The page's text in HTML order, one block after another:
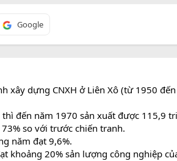
Google
xây dựng CNXH ở Liên Xô (từ 1950
đến năm 1970 sản xuất được 115,9
so với trước chiến tranh.
năm đạt 9,6%.
khoảng 20% sản lượng công nghiệp